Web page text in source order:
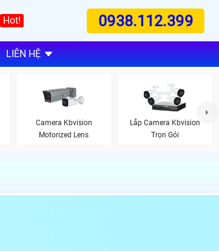
Hot! 0938.112.399
LIÊN HỆ
Camera Kbvision
Motorized Lens
Lắp Camera Kbvision
Trọn Gói